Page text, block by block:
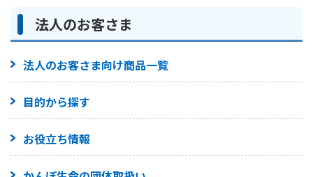
法人のお客さま
法人のお客さま向け商品一覧
目的から探す
お役立ち情報